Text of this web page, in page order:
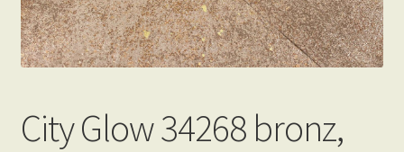
City Glow 34268 bronz,